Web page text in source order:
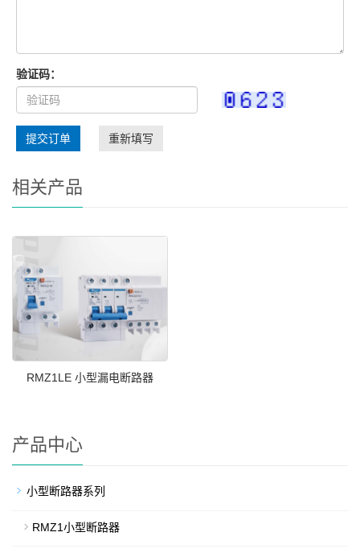
验证码：
提交订单 重新填写
相关产品
RMZ1LE 小型漏电断路器
产品中心
小型断路器系列
RMZ1小型断路器